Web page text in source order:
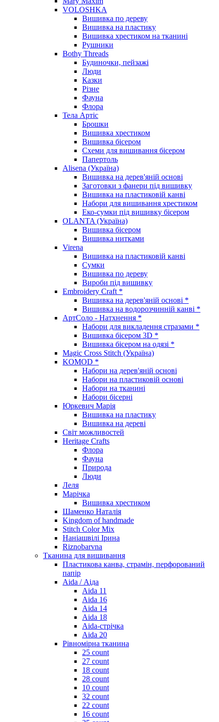
VOLOSHKA
Вишивка по дереву
Вишивка на пластику
Вишивка хрестиком на тканині
Рушники
Bothy Threads
Будиночки, пейзажі
Люди
Казки
Різне
Фауна
Флора
Тела Артіс
Брошки
Вишивка хрестиком
Вишивка бісером
Схеми для вишивання бісером
Папертоль
Alisena (Україна)
Вишивка на дерев'яній основі
Заготовки з фанери під вишивку
Вишивка на пластиковій канві
Набори для вишивання хрестиком
Еко-сумки під вишивку бісером
OLANTA (Україна)
Вишивка бісером
Вишивка нитками
Virena
Вишивка на пластиковій канві
Сумки
Вишивка по дереву
Вироби під вишивку
Embroidery Craft *
Вишивка на дерев'яній основі *
Вишивка на водорозчинній канві *
АртСоло - Натхнення *
Набори для викладення стразами *
Вишивка бісером 3D *
Вишивка бісером на одязі *
Magic Cross Stitch (Україна)
KOMOD *
Набори на дерев'яній основі
Набори на пластиковій основі
Набори на тканині
Набори бісерні
Юркевич Марія
Вишивка на пластику
Вишивка на дереві
Світ можливостей
Heritage Crafts
Флора
Фауна
Природа
Люди
Леля
Марічка
Вишивка хрестиком
Шаменко Наталія
Kingdom of handmade
Stitch Color Mix
Наніашвілі Ірина
Riznobarvna
Тканина для вишивання
Пластикова канва, страмін, перфорований
папір
Aida / Аіда
Aida 11
Aida 16
Aida 14
Aida 18
Aida-стрічка
Aida 20
Рівномірна тканина
25 count
27 count
18 count
28 count
10 count
32 count
22 count
16 count